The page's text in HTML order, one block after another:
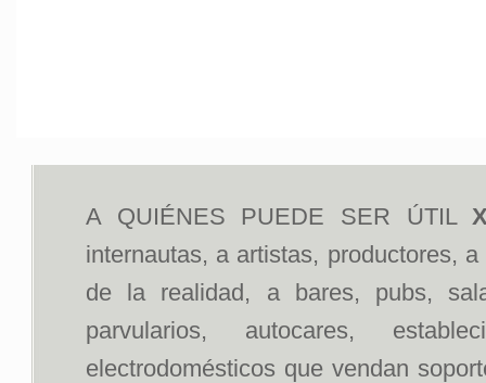
A QUIÉNES PUEDE SER ÚTIL
internautas, a artistas, productores,
de la realidad, a bares, pubs,
parvularios, autocares,
electrodomésticos que vendan